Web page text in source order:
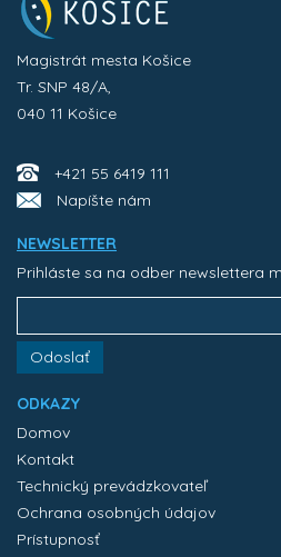
Magistrát mesta Košice
Tr. SNP 48/A,
040 11 Košice
+421 55 6419 111
Napíšte nám
NEWSLETTER
Prihláste sa na odber newslettera
Odoslať
ODKAZY
Domov
Kontakt
Technický prevádzkovateľ
Ochrana osobných údajov
Prístupnosť